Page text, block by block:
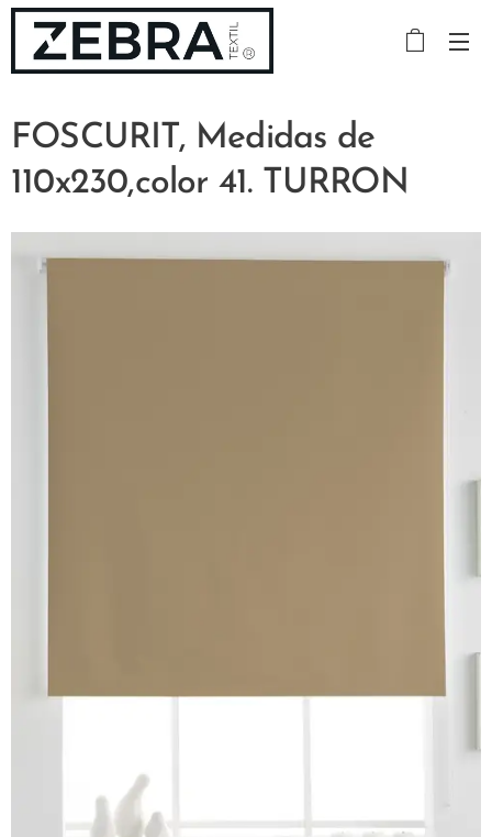
FOSCURIT, Medidas de
110x230,color 41. TURRON